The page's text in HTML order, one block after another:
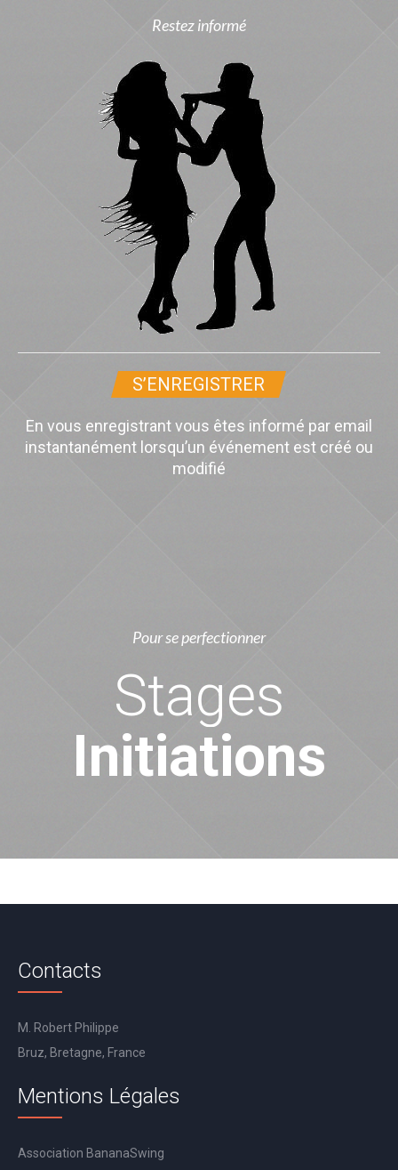
Restez informé
S’ENREGISTRER
En vous enregistrant vous êtes informé par email
instantanément lorsqu’un événement est créé ou
modifié
Pour se perfectionner
Stages
Initiations
Contacts
M. Robert Philippe
Bruz, Bretagne, France
Mentions Légales
Association BananaSwing